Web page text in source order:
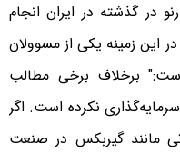
در گذشته در ایران انجام
این زمینه یکی از مسوولان
برخلاف برخی مطالب
نکرده است. اگر
مانند گیربکس در صنعت